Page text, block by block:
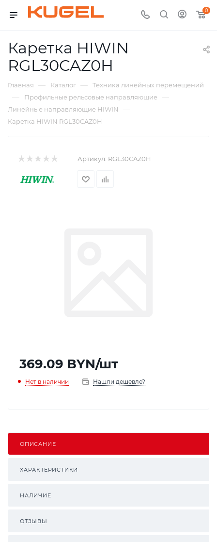
0
Каретка HIWIN
RGL30CAZ0H
Главная — Каталог — Техника линейных перемещений
— Профильные рельсовые направляющие —
Линейные направляющие HIWIN —
Каретка HIWIN RGL30CAZ0H
Артикул: RGL30CAZ0H
369.09 BYN/шт
Нет в наличии Нашли дешевле?
ОПИСАНИЕ
ХАРАКТЕРИСТИКИ
НАЛИЧИЕ
ОТЗЫВЫ